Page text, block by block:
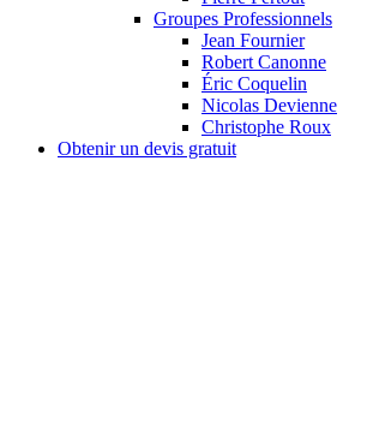
Groupes Professionnels
Jean Fournier
Robert Canonne
Éric Coquelin
Nicolas Devienne
Christophe Roux
Obtenir un devis gratuit